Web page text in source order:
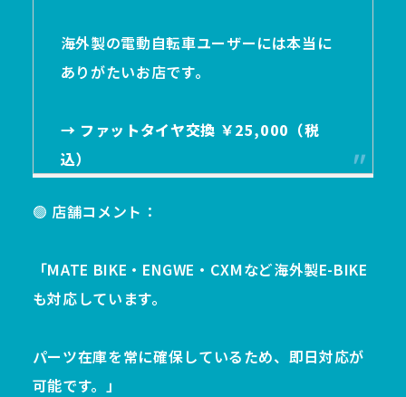
海外製の電動自転車ユーザーには本当に
ありがたいお店です。
→ ファットタイヤ交換 ￥25,000（税
込）
🟢 店舗コメント：
「MATE BIKE・ENGWE・CXMなど海外製E-BIKE
も対応しています。
パーツ在庫を常に確保しているため、即日対応が
可能です。」